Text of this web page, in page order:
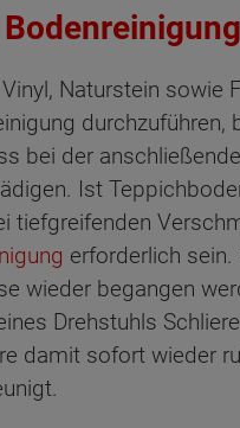
Naturstein
bei der
Ist
tiefgreifenden
erforderlich sein.
wieder begangen
Drehstuhls
damit sofort wieder